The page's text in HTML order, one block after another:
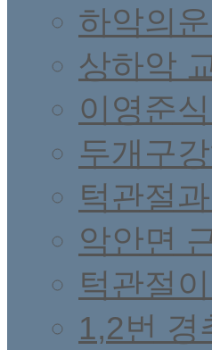
하악의
상하악
이영준
두개구
턱관절
악안면
턱관절
1,2번 경